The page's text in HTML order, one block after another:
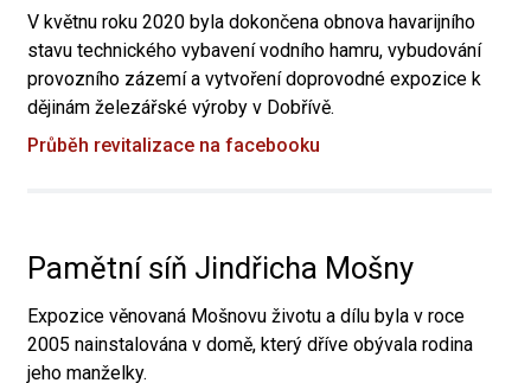
V květnu roku 2020 byla dokončena obnova havarijního
stavu technického vybavení vodního hamru, vybudování
provozního zázemí a vytvoření doprovodné expozice k
dějinám železářské výroby v Dobřívě.
Průběh revitalizace na facebooku
Pamětní síň Jindřicha Mošny
Expozice věnovaná Mošnovu životu a dílu byla v roce
2005 nainstalována v domě, který dříve obývala rodina
jeho manželky.